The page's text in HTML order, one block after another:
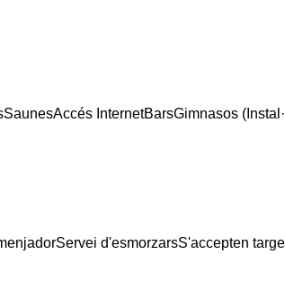
SaunesAccés InternetBarsGimnasos
Servei d'esmorzarsS'accepten